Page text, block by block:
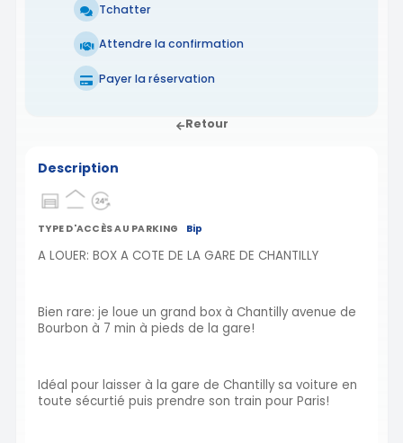
Tchatter
Attendre la confirmation
Payer la réservation
Retour
Description
TYPE D'ACCÈS AU PARKING Bip
A LOUER: BOX A COTE DE LA GARE DE CHANTILLY
Bien rare: je loue un grand box à Chantilly avenue de
Bourbon à 7 min à pieds de la gare!
Idéal pour laisser à la gare de Chantilly sa voiture en
toute sécurtié puis prendre son train pour Paris!